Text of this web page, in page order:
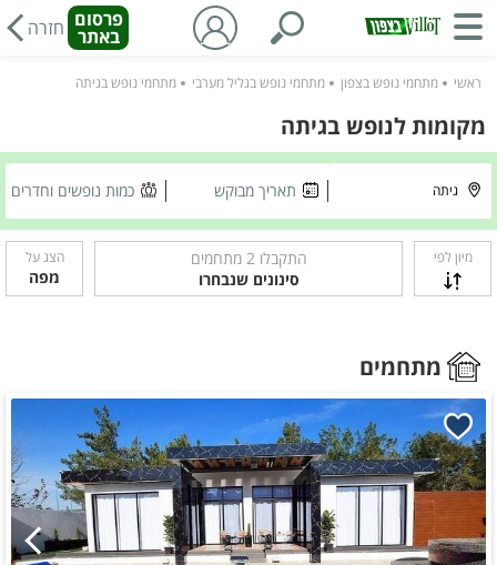
פרסום
באתר חזרה
ראשי מתחמי נופש בצפון מתחמי נופש בגליל מערבי מתחמי נופש בגיתה
מקומות לנופש בגיתה
תאריך מבוקש כמות נופשים וחדרים
מיון לפי התקבלו2 מתחמים
סינונים שנבחרו
הצג על
מפה
מתחמים